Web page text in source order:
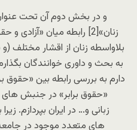
و در بخش دوم آن تحت
زنان»[2] رابطه میان
بلاواسطه زنان از اقشار مختلف
به بحث و داوری خوانندگان
دارم به بررسی رابطه بین «حقوق
«حقوق برابر» در جنبش های
زبانی و… در ایران بپردازم.
های متعدد موجود در